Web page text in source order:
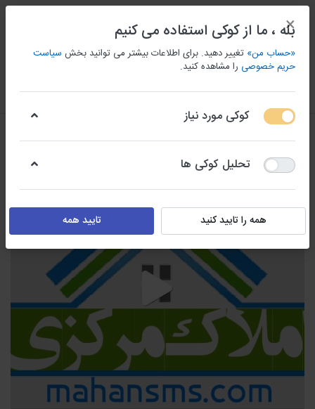
منو ورود/ثبت نام مقايسه كردن علاقه مندی سبد
×
بله ، ما از کوکی استفاده می کنیم
«حساب من» تغییر دهید. برای اطلاعات بیشتر می توانید بخش سیاست
حریم خصوصی را مشاهده کنید.
کوکی مورد نیاز
تحلیل کوکی ها
همه را تایید کنید تایید همه